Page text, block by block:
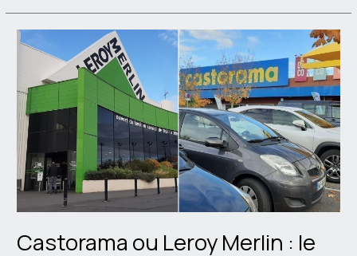
Castorama ou Leroy Merlin : le
Castorama
Merlin
le
comparatif
honnête
pour
choisir
2026